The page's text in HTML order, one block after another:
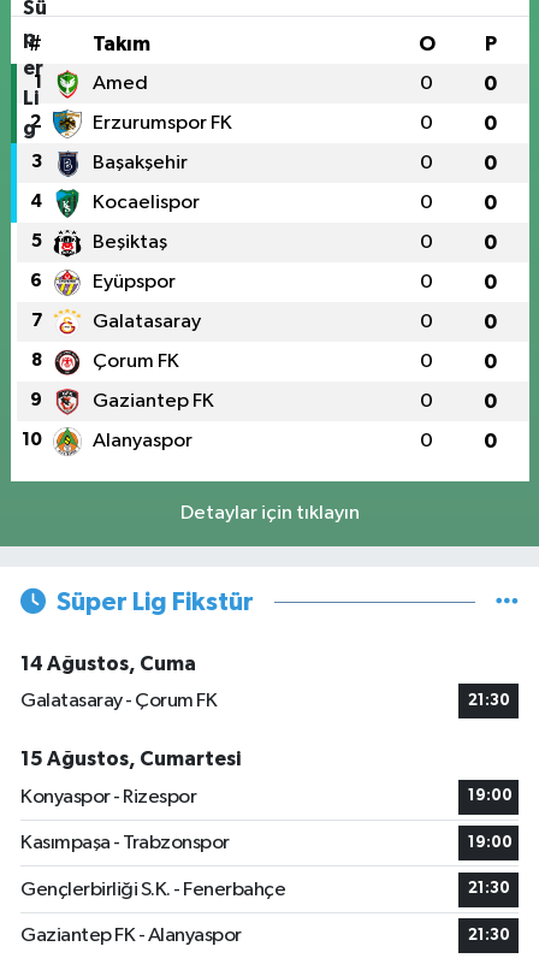
# Takım O P
1 Amed 0 0
2 Erzurumspor FK 0 0
3 Başakşehir 0 0
4 Kocaelispor 0 0
5 Beşiktaş 0 0
6 Eyüpspor 0 0
7 Galatasaray 0 0
8 Çorum FK 0 0
9 Gaziantep FK 0 0
10 Alanyaspor 0 0
Detaylar için tıklayın
Süper Lig Fikstür
14 Ağustos, Cuma
Galatasaray - Çorum FK
21:30
15 Ağustos, Cumartesi
Konyaspor - Rizespor
19:00
Kasımpaşa - Trabzonspor 19:00
Gençlerbirliği S.K. - Fenerbahçe 21:30
Gaziantep FK - Alanyaspor 21:30